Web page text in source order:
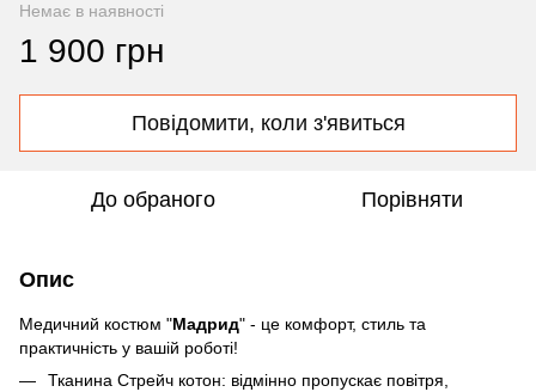
Немає в наявності
1 900 грн
Повідомити, коли з'явиться
До обраного Порівняти
Опис
Медичний костюм "Мадрид" - це комфорт, стиль та
практичність у вашій роботі!
Тканина Стрейч котон: відмінно пропускає повітря,